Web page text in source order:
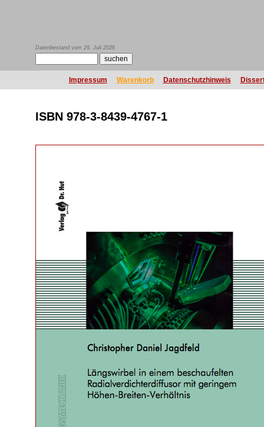
Datenbestand vom 29. Juli 2026
Impressum Warenkorb Datenschutzhinweis
ISBN 978-3-8439-4767-1